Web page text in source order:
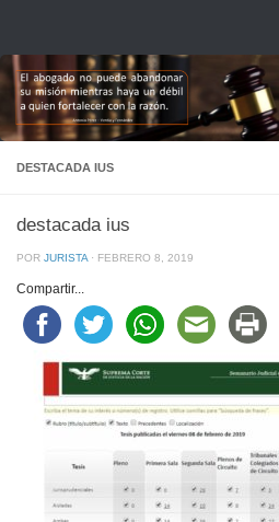
DESTACADA IUS
destacada ius
POR JURISTA · FEBRERO 8, 2019
Compartir...